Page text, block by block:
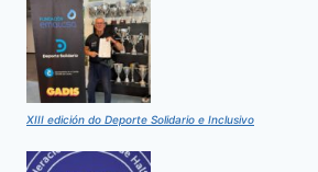
XIII edición do Deporte Solidario e Inclusivo